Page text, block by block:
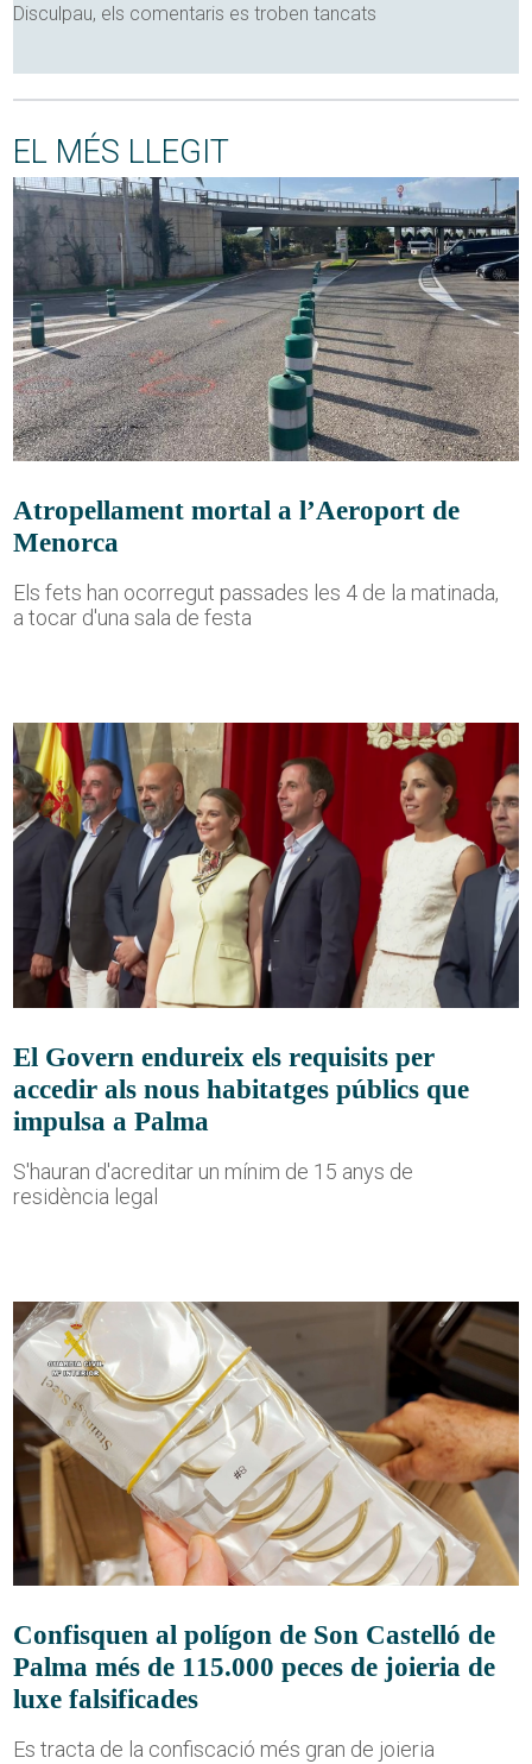
Disculpau, els comentaris es troben tancats
EL MÉS LLEGIT
Atropellament mortal a l’Aeroport de
Menorca
Els fets han ocorregut passades les 4 de la matinada,
a tocar d'una sala de festa
El Govern endureix els requisits per
accedir als nous habitatges públics que
impulsa a Palma
S'hauran d'acreditar un mínim de 15 anys de
residència legal
Confisquen al polígon de Son Castelló de
Palma més de 115.000 peces de joieria de
luxe falsificades
Es tracta de la confiscació més gran de joieria